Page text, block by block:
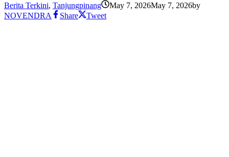
Berita Terkini, Tanjungpinang May 7, 2026May 7, 2026by
NOVENDRA
Share Tweet